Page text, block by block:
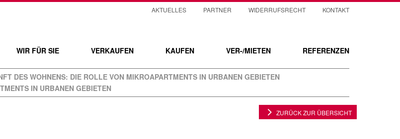
WIR FÜR SIE VERKAUFEN KAUFEN VER-/MIETEN REFERENZEN
AKTUELLES PARTNER WIDERRUFSRECHT KONTAKT
DES WOHNENS: DIE ROLLE VON MIKROAPARTMENTS IN URBANEN GEBIETEN
IN URBANEN GEBIETEN
ZURÜCK ZUR ÜBERSICHT